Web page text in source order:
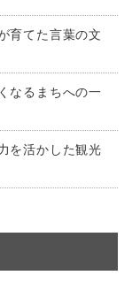
育てた言葉の文
なるまちへの一
を活かした観光